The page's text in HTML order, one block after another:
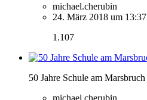
michael.cherubin
24. März 2018 um 13:37
1.107
50 Jahre Schule am Marsbruch
michael.cherubin